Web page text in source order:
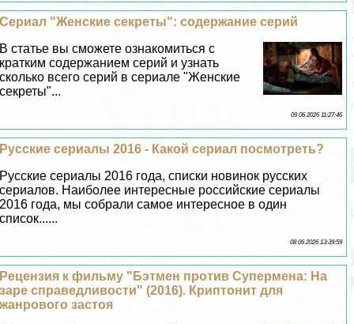
Сериал "Женские секреты": содержание серий
В статье вы сможете ознакомиться с
кратким содержанием серий и узнать
сколько всего серий в сериале "Женские
секреты"...
09 06 2026 11:27:46
Русские сериалы 2016 - Какой сериал посмотреть?
Русские сериалы 2016 года, списки новинок русских
сериалов. Наиболее интересные российские сериалы
2016 года, мы собрали самое интересное в один
список......
08 06 2026 13:39:59
Рецензия к фильму "Бэтмен против Супермена: На
заре справедливости" (2016). Криптонит для
жанрового застоя